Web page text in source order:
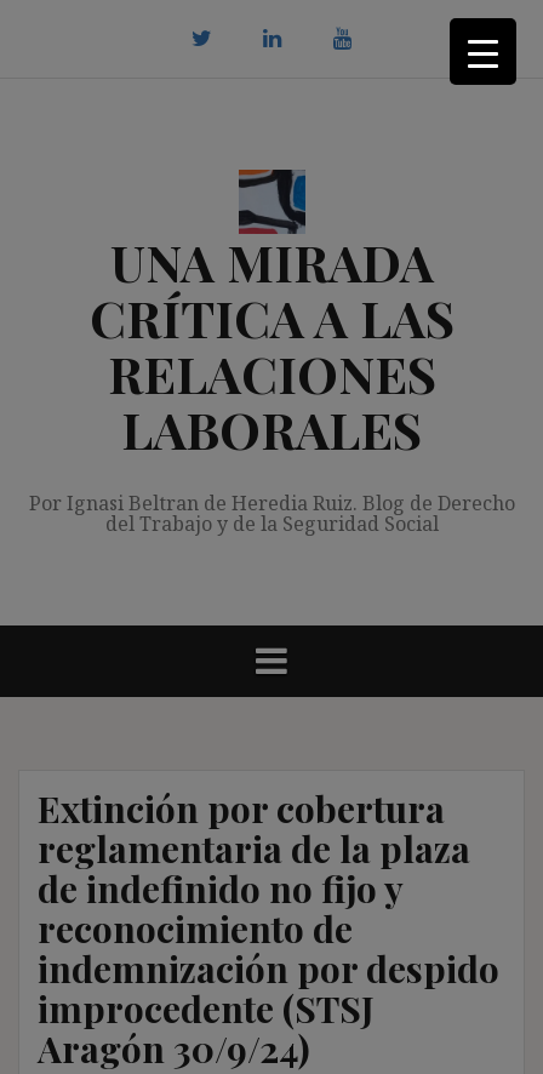
UNA MIRADA
CRÍTICA A LAS
RELACIONES
LABORALES
Por Ignasi Beltran de Heredia Ruiz. Blog de Derecho
del Trabajo y de la Seguridad Social
Extinción por cobertura
reglamentaria de la plaza
de indefinido no fijo y
reconocimiento de
indemnización por despido
improcedente (STSJ
Aragón 30/9/24)